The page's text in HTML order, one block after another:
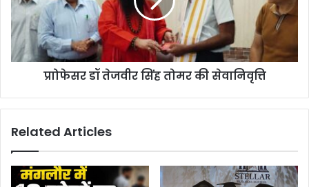
प्राोफेसर डॉ तेजवीर सिंह तोमर की सेवानिवृत्ति
Related Articles